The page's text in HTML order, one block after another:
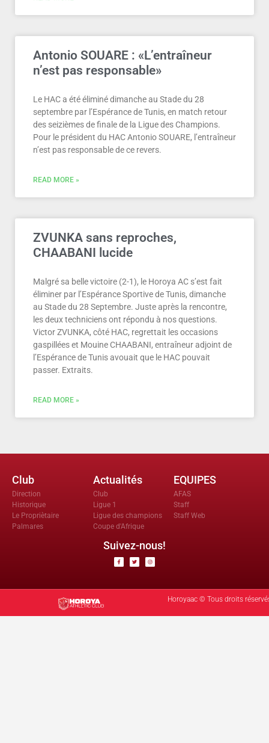
Antonio SOUARE : «L’entraîneur
n’est pas responsable»
Le HAC a été éliminé dimanche au Stade du 28
septembre par l’Espérance de Tunis, en match retour
des seizièmes de finale de la Ligue des Champions.
Pour le président du HAC Antonio SOUARE, l’entraîneur
n’est pas responsable de ce revers.
READ MORE »
ZVUNKA sans reproches,
CHAABANI lucide
Malgré sa belle victoire (2-1), le Horoya AC s’est fait
éliminer par l’Espérance Sportive de Tunis, dimanche
au Stade du 28 Septembre. Juste après la rencontre,
les deux techniciens ont répondu à nos questions.
Victor ZVUNKA, côté HAC, regrettait les occasions
gaspillées et Mouine CHAABANI, entraîneur adjoint de
l’Espérance de Tunis avouait que le HAC pouvait
passer. Extraits.
READ MORE »
Club
Direction
Historique
Le Propriètaire
Palmares
Actualités
Club
Ligue 1
Ligue des champions
Coupe d'Afrique
EQUIPES
AFAS
Staff
Staff Web
Suivez-nous!
Horoyaac © Tous droits